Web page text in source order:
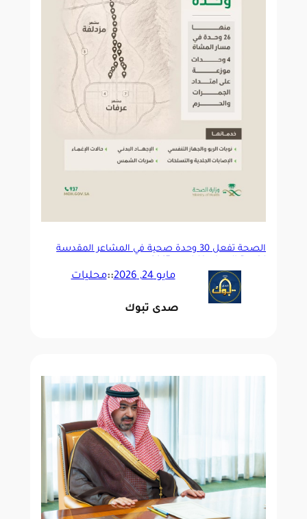
الصحة تفعل 30 وحدة صحية في المشاعر المقدسة
مايو 24, 2026 ::محليات
صدى تبوك